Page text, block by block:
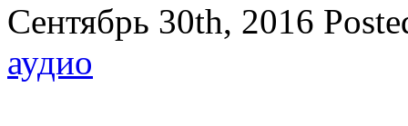
Сентябрь 30th, 2016
аудио